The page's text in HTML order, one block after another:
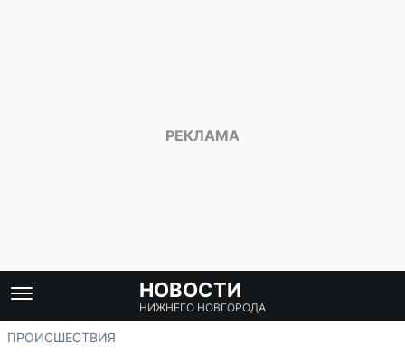
НОВОСТИ
НИЖНЕГО НОВГОРОДА
ПРОИСШЕСТВИЯ